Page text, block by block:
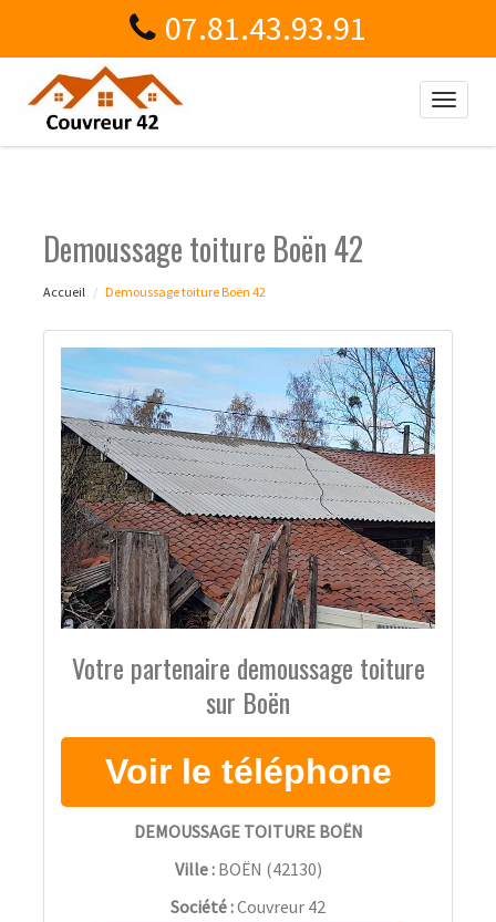
07.81.43.93.91
Toggle
Demoussage toiture Boën 42
Accueil Demoussage toiture Boën 42
Votre partenaire demoussage toiture
sur Boën
DEMOUSSAGE TOITURE BOËN
Ville : BOËN (42130)
Société :Couvreur 42